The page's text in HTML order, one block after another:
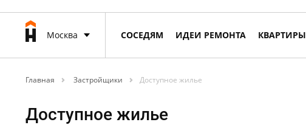
Москва СОСЕДЯМ ИДЕИ РЕМОНТА КВАРТИРЫ
Главная Застройщики Доступное жилье
Доступное жилье